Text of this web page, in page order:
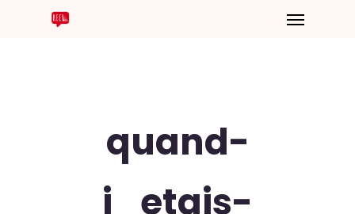
quand-
j_etais-